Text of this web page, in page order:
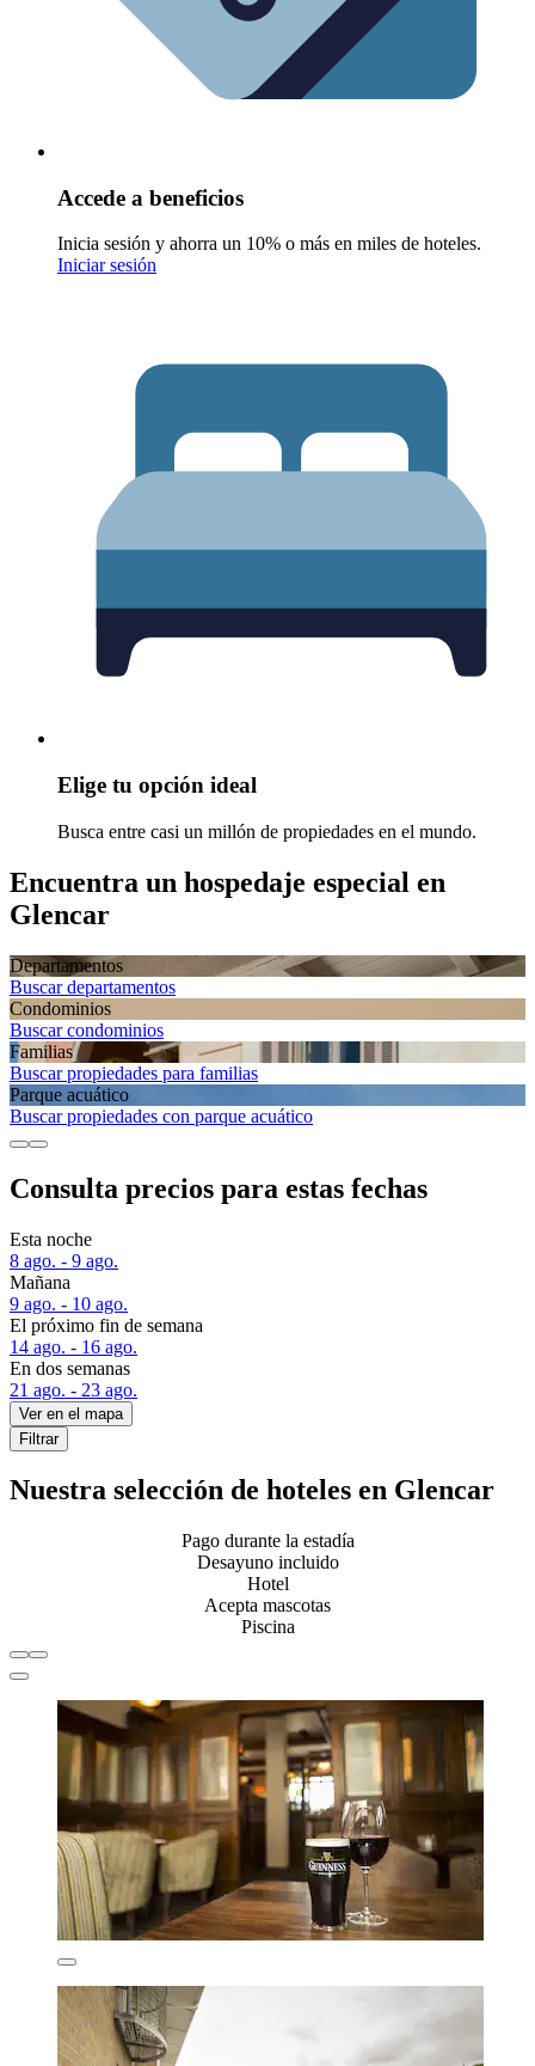
Accede a beneficios
Inicia sesión y ahorra un 10% o más en miles de hoteles.
Iniciar sesión
Elige tu opción ideal
Busca entre casi un millón de propiedades en el mundo.
Encuentra un hospedaje especial en
Glencar
Departamentos
Buscar departamentos
Condominios
Buscar condominios
Familias
Buscar propiedades para familias
Parque acuático
Buscar propiedades con parque acuático
Consulta precios para estas fechas
Esta noche
8 ago. - 9 ago.
Mañana
9 ago. - 10 ago.
El próximo fin de semana
14 ago. - 16 ago.
En dos semanas
21 ago. - 23 ago.
Ver en el mapa
Filtrar
Nuestra selección de hoteles en Glencar
Pago durante la estadía
Desayuno incluido
Hotel
Acepta mascotas
Piscina